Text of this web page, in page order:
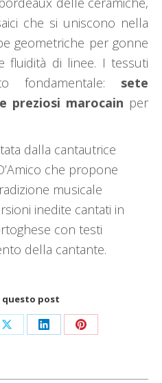
che si uniscono nella
geometriche per gonne
fluidità di linee. I tessuti
fondamentale: sete
preziosi marocain per
dalla cantautrice
che propone
musicale
inedite cantati in
con testi
della cantante.
questo post
CondividiCondividiCondividi